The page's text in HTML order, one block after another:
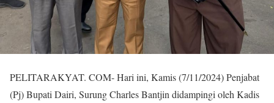
PELITARAKYAT. COM- Hari ini, Kamis (7/11/2024) Penjabat
(Pj) Bupati Dairi, Surung Charles Bantjin didampingi oleh Kadis